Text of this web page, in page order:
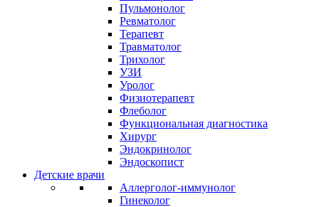
Пульмонолог
Ревматолог
Терапевт
Травматолог
Трихолог
УЗИ
Уролог
Физиотерапевт
Флеболог
Функциональная диагностика
Хирург
Эндокринолог
Эндоскопист
Детские врачи
Аллерголог-иммунолог
Гинеколог